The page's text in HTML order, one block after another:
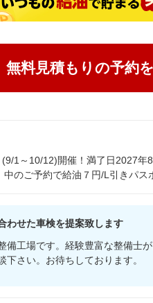
無料見積もりの予約
1～10/12)開催！満了日2027年
中のご予約で給油７円/L引きパス
わせた車検を提案致します
備工場です。経験豊富な整備士
さい。お待ちしております。